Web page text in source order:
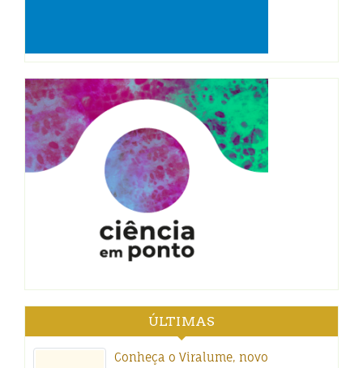
ÚLTIMAS
Conheça o Viralume, novo